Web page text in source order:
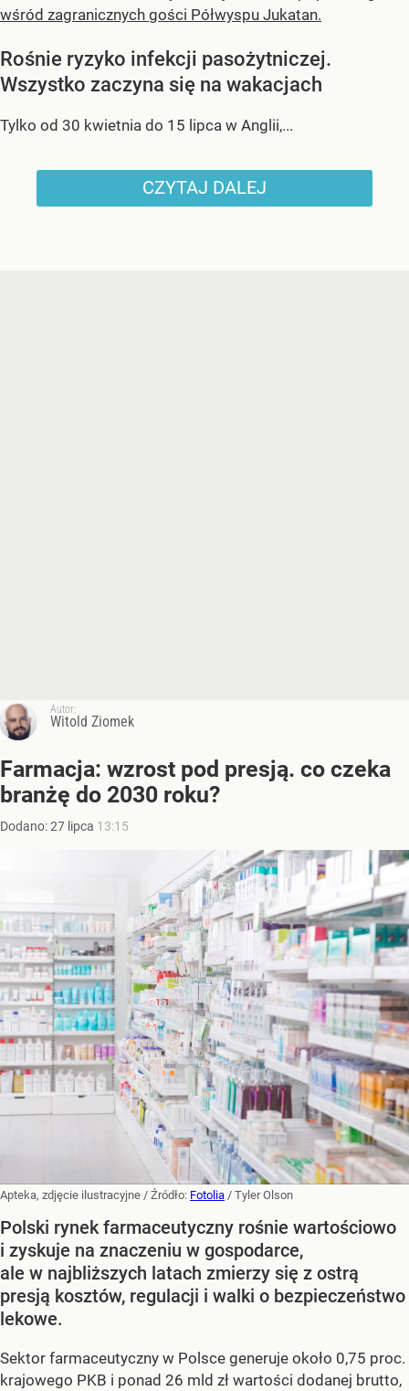
wśród zagranicznych gości Półwyspu Jukatan.
Rośnie ryzyko infekcji pasożytniczej.
Wszystko zaczyna się na wakacjach
Tylko od 30 kwietnia do 15 lipca w Anglii,...
CZYTAJ DALEJ
Autor:
Witold Ziomek
Farmacja: wzrost pod presją. co czeka
branżę do 2030 roku?
Dodano:27 lipca 13:15
Apteka, zdjęcie ilustracyjne / Źródło: Fotolia / Tyler Olson
Polski rynek farmaceutyczny rośnie wartościowo
i zyskuje na znaczeniu w gospodarce,
ale w najbliższych latach zmierzy się z ostrą
presją kosztów, regulacji i walki o bezpieczeństwo
lekowe.
Sektor farmaceutyczny w Polsce generuje około 0,75 proc.
krajowego PKB i ponad 26 mld zł wartości dodanej brutto,